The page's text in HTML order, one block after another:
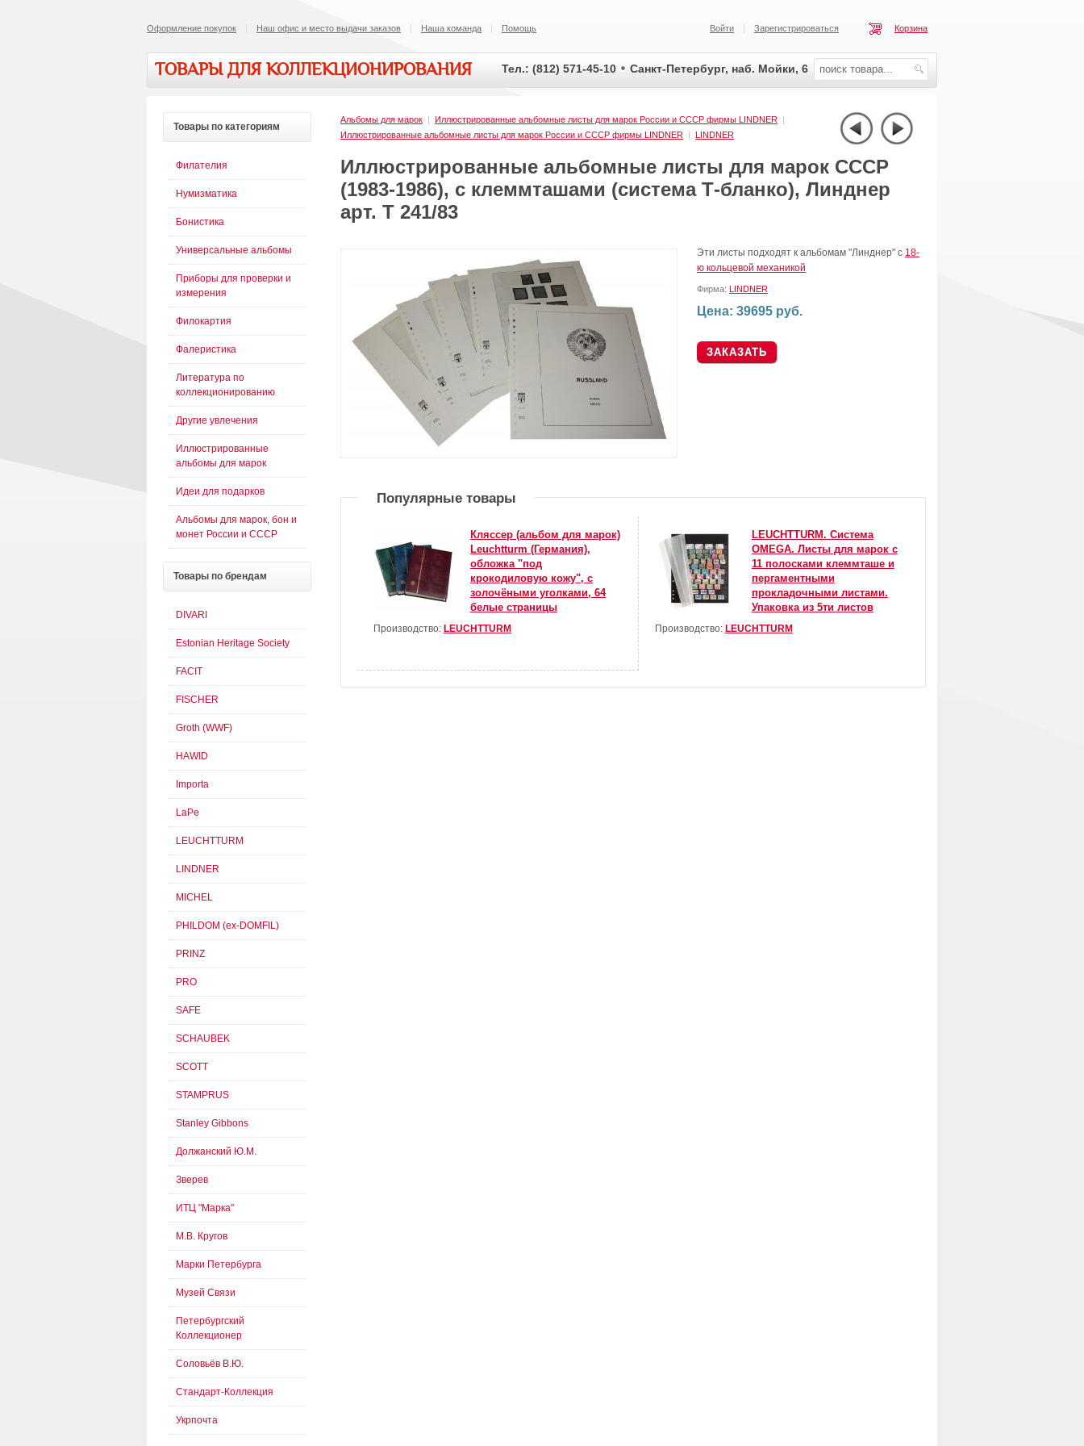
Оформление покупок Наш офис и место выдачи заказов Наша команда Помощь Корзина
Зарегистрироваться
Войти
ТОВАРЫ ДЛЯ КОЛЛЕКЦИОНИРОВАНИЯ Тел.: (812) 571-45-10 Санкт-Петербург, наб. Мойки, 6
Альбомы для марок | Иллюстрированные альбомные листы для марок России и СССР фирмы LINDNER |
Иллюстрированные альбомные листы для марок России и СССР фирмы LINDNER | LINDNER
Иллюстрированные альбомные листы для марок СССР
(1983-1986), с клеммташами (система Т-бланко), Линднер
арт. Т 241/83
Эти листы подходят к альбомам "Линднер" с 18-
ю кольцевой механикой
Фирма: LINDNER
Цена: 39695 руб.
Популярные товары
Кляссер (альбом для марок)
Leuchtturm (Германия),
обложка "под
крокодиловую кожу", с
золочёными уголками, 64
белые страницы
Производство: LEUCHTTURM
LEUCHTTURM. Система
OMEGA. Листы для марок с
11 полосками клеммташе и
пергаментными
прокладочными листами.
Упаковка из 5ти листов
Производство: LEUCHTTURM
Товары по категориям
Филателия
Нумизматика
Бонистика
Универсальные альбомы
Приборы для проверки и
измерения
Филокартия
Фалеристика
Литература по
коллекционированию
Другие увлечения
Иллюстрированные
альбомы для марок
Идеи для подарков
Альбомы для марок, бон и
монет России и СССР
Товары по брендам
DIVARI
Estonian Heritage Society
FACIT
FISCHER
Groth (WWF)
HAWID
Importa
LaPe
LEUCHTTURM
LINDNER
MICHEL
PHILDOM (ex-DOMFIL)
PRINZ
PRO
SAFE
SCHAUBEK
SCOTT
STAMPRUS
Stanley Gibbons
Должанский Ю.М.
Зверев
ИТЦ "Марка"
М.В. Кругов
Марки Петербурга
Музей Связи
Петербургский
Коллекционер
Соловьёв В.Ю.
Стандарт-Коллекция
Укрпочта